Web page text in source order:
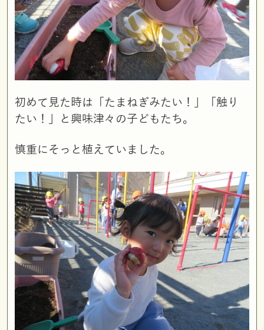
初めて見た時は「たまねぎみたい！」「触り
たい！」と興味津々の子どもたち。
慎重にそっと植えていました。